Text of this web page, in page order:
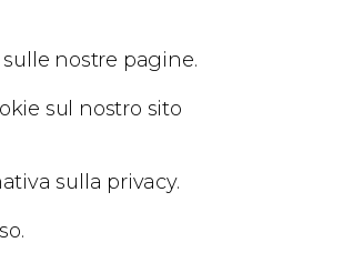
nostre pagine.
sul nostro sito
sulla privacy.